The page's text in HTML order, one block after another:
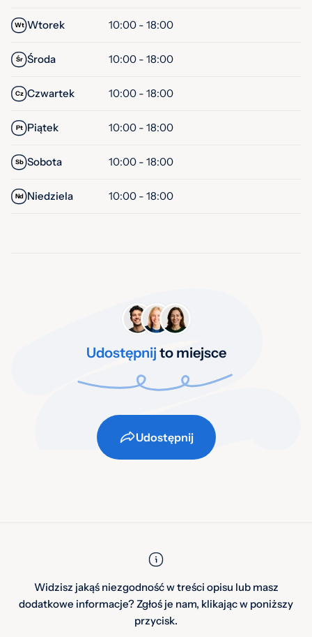
Wt Wtorek 10:00 - 18:00
Śr Środa 10:00 - 18:00
Cz Czwartek 10:00 - 18:00
Pt Piątek 10:00 - 18:00
Sb Sobota 10:00 - 18:00
Nd Niedziela 10:00 - 18:00
Udostępnij to miejsce
Udostępnij
Widzisz jakąś niezgodność w treści opisu lub masz
dodatkowe informacje? Zgłoś je nam, klikając w poniższy
przycisk.